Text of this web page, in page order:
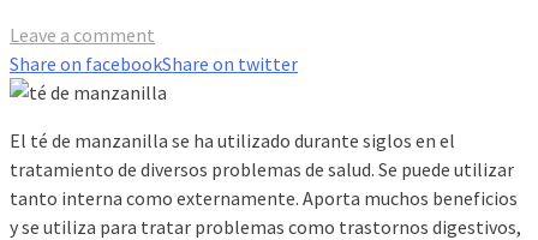
Leave a comment
Share on facebookShare on twitter
El té de manzanilla se ha utilizado durante siglos en el
tratamiento de diversos problemas de salud. Se puede utilizar
tanto interna como externamente. Aporta muchos beneficios
y se utiliza para tratar problemas como trastornos digestivos,